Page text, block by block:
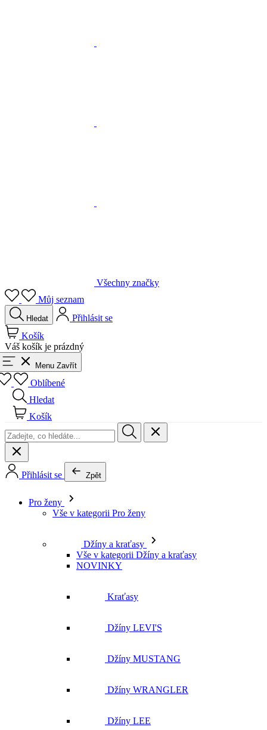
Všechny značky
Můj seznam
Hledat
Přihlásit se
Košík
Váš košík je prázdný
Menu Zavřít
Oblíbené
Hledat
Košík
Přihlásit se Zpět
Pro ženy
Vše v kategorii Pro ženy
Džíny a kraťasy
Vše v kategorii Džíny a kraťasy
NOVINKY
Kraťasy
Džíny LEVI'S
Džíny MUSTANG
Džíny WRANGLER
Džíny LEE